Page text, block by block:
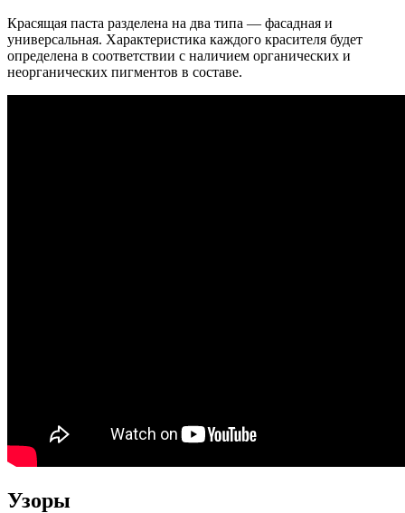
Красящая паста разделена на два типа — фасадная и
универсальная. Характеристика каждого красителя будет
определена в соответствии с наличием органических и
неорганических пигментов в составе.
Узоры